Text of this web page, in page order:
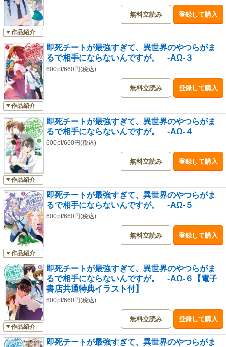
作品紹介
無料立読み 登録して購入
作品紹介
即死チートが最強すぎて、異世界のやつらがま
るで相手にならないんですが。 -ΑΩ-３
600pt/660円(税込)
無料立読み 登録して購入
作品紹介
即死チートが最強すぎて、異世界のやつらがま
るで相手にならないんですが。 -ΑΩ-４
600pt/660円(税込)
無料立読み 登録して購入
作品紹介
即死チートが最強すぎて、異世界のやつらがま
るで相手にならないんですが。 -ΑΩ-５
600pt/660円(税込)
無料立読み 登録して購入
作品紹介
即死チートが最強すぎて、異世界のやつらがま
るで相手にならないんですが。 -ΑΩ-６【電子
書店共通特典イラスト付】
600pt/660円(税込)
無料立読み 登録して購入
即死チートが最強すぎて、異世界のやつらがま